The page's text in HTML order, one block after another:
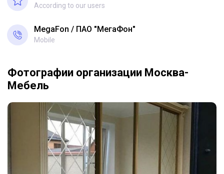
According to our users
MegaFon ПАО "МегаФон"
Mobile
Фотографии организации Москва-
Мебель